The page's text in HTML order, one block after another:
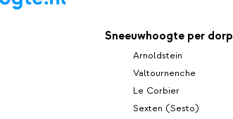
Sneeuwhoogte per dorp
Arnoldstein
Valtournenche
Le Corbier
Sexten (Sesto)